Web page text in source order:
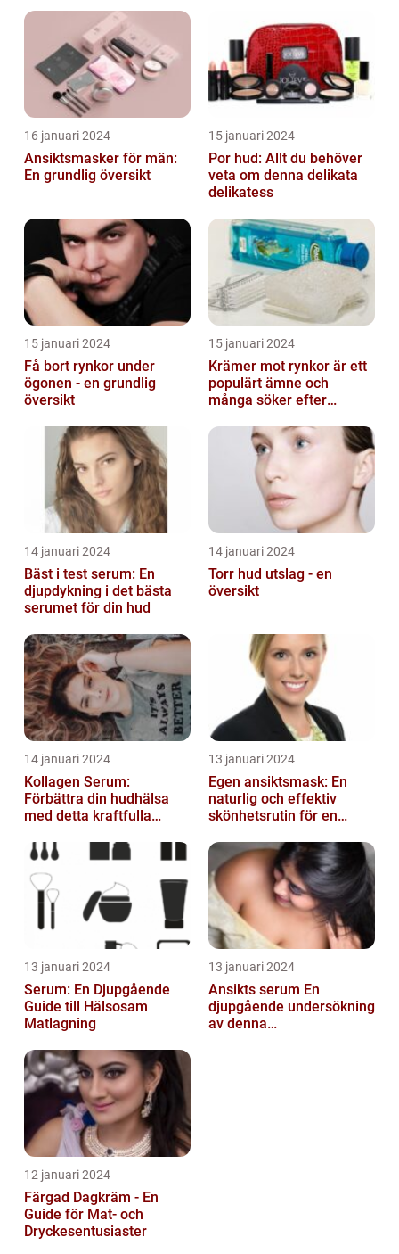
näring åt hud...
16 januari 2024
Ansiktsmasker för män:
En grundlig översikt
15 januari 2024
Por hud: Allt du behöver
veta om denna delikata
delikatess
15 januari 2024
Få bort rynkor under
ögonen - en grundlig
översikt
15 januari 2024
Krämer mot rynkor är ett
populärt ämne och
många söker efter
fungerar
14 januari 2024
Bäst i test serum: En
djupdykning i det bästa
serumet för din hud
14 januari 2024
Torr hud utslag - en
översikt
14 januari 2024
Kollagen Serum:
Förbättra din hudhälsa
med detta kraftfulla
13 januari 2024
Egen ansiktsmask: En
naturlig och effektiv
skönhetsrutin för en
13 januari 2024
Serum: En Djupgående
Guide till Hälsosam
Matlagning
13 januari 2024
Ansikts serum En
djupgående undersökning
av denna
12 januari 2024
Färgad Dagkräm - En
Guide för Mat- och
Dryckesentusiaster